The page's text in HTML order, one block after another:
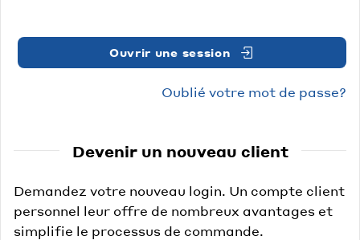
Ouvrir une session
Oublié votre mot de passe?
Devenir un nouveau client
Demandez votre nouveau login. Un compte client
personnel leur offre de nombreux avantages et
simplifie le processus de commande.